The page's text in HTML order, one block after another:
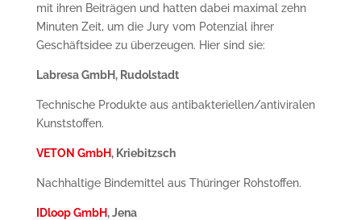
mit ihren Beiträgen und hatten dabei maximal zehn
Minuten Zeit, um die Jury vom Potenzial ihrer
Geschäftsidee zu überzeugen. Hier sind sie:
Labresa GmbH, Rudolstadt
Technische Produkte aus antibakteriellen/antiviralen
Kunststoffen.
VETON GmbH, Kriebitzsch
Nachhaltige Bindemittel aus Thüringer Rohstoffen.
IDloop GmbH, Jena